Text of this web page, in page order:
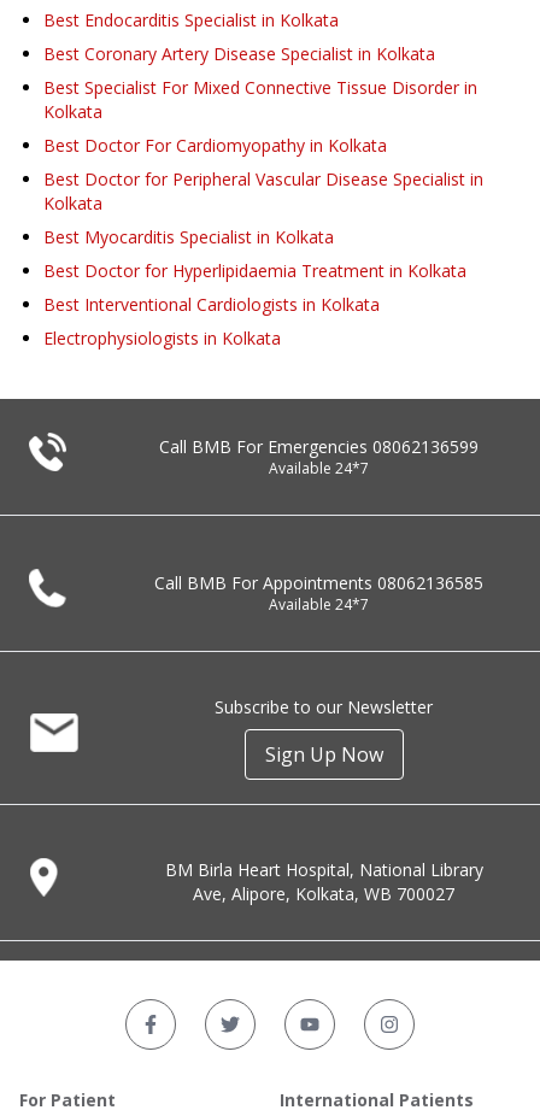
Best Endocarditis Specialist in Kolkata
Best Coronary Artery Disease Specialist in Kolkata
Best Specialist For Mixed Connective Tissue Disorder in
Kolkata
Best Doctor For Cardiomyopathy in Kolkata
Best Doctor for Peripheral Vascular Disease Specialist in
Kolkata
Best Myocarditis Specialist in Kolkata
Best Doctor for Hyperlipidaemia Treatment in Kolkata
Best Interventional Cardiologists in Kolkata
Electrophysiologists in Kolkata
Call BMB For Emergencies 08062136599
Available 24*7
Call BMB For Appointments 08062136585
Available 24*7
Subscribe to our Newsletter
Sign Up Now
BM Birla Heart Hospital, National Library
Ave, Alipore, Kolkata, WB 700027
For Patient International Patients